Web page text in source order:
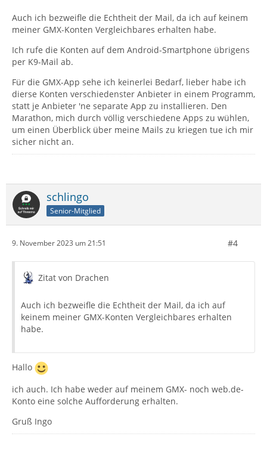
Auch ich bezweifle die Echtheit der Mail, da ich auf keinem
meiner GMX-Konten Vergleichbares erhalten habe.
Ich rufe die Konten auf dem Android-Smartphone übrigens
per K9-Mail ab.
Für die GMX-App sehe ich keinerlei Bedarf, lieber habe ich
dierse Konten verschiedenster Anbieter in einem Programm,
statt je Anbieter 'ne separate App zu installieren. Den
Marathon, mich durch völlig verschiedene Apps zu wühlen,
um einen Überblick über meine Mails zu kriegen tue ich mir
sicher nicht an.
schlingo
Senior-Mitglied
9. November 2023 um 21:51 #4
Zitat von Drachen
Auch ich bezweifle die Echtheit der Mail, da ich auf
keinem meiner GMX-Konten Vergleichbares erhalten
habe.
Hallo
ich auch. Ich habe weder auf meinem GMX- noch web.de-
Konto eine solche Aufforderung erhalten.
Gruß Ingo